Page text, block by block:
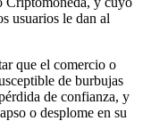
usuarios le dan al
que el comercio o
de burbujas
de confianza, y
o desplome en su